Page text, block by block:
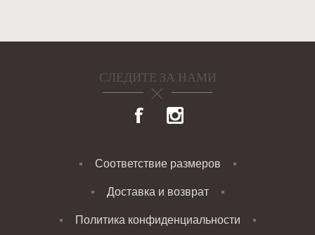
СЛЕДИТЕ ЗА НАМИ
Соответствие размеров
Доставка и возврат
Политика конфиденциальности